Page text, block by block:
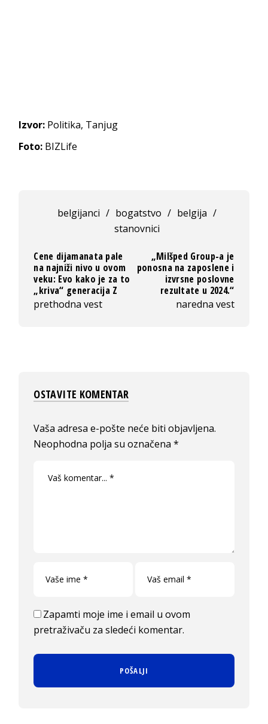
Izvor: Politika, Tanjug
Foto: BIZLife
belgijanci / bogatstvo / belgija /
stanovnici
Cene dijamanata pale
na najniži nivo u ovom
veku: Evo kako je za to
„kriva“ generacija Z
prethodna vest
„Milšped Group-a je
ponosna na zaposlene i
izvrsne poslovne
rezultate u 2024.“
naredna vest
OSTAVITE KOMENTAR
Vaša adresa e-pošte neće biti objavljena.
Neophodna polja su označena*
Zapamti moje ime i email u ovom
pretraživaču za sledeći komentar.